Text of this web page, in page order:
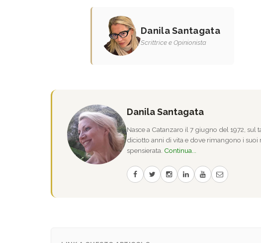
Danila Santagata
Scrittrice e Opinionista
Danila Santagata
Nasce a Catanzaro il 7 giugno del 1972,
diciotto anni di vita e dove rimangono i
spensierata. Continua...